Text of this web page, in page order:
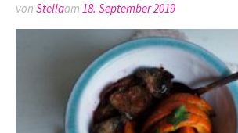
von Stellaam 18. September 2019